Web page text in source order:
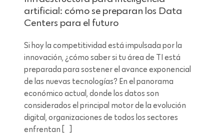
artificial: cómo se preparan los Data
Centers para el futuro
Si hoy la competitividad está impulsada por la
innovación, ¿cómo saber si tu área de TI está
preparada para sostener el avance exponencial
de las nuevas tecnologías? En el panorama
económico actual, donde los datos son
considerados el principal motor de la evolución
digital, organizaciones de todos los sectores
enfrentan […]